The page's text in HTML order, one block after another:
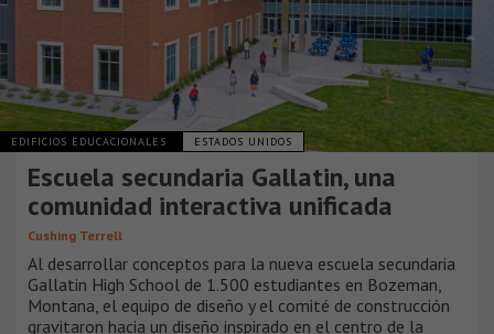
EDIFICIOS EDUCACIONALES ESTADOS UNIDOS
Escuela secundaria Gallatin, una
comunidad interactiva unificada
Cushing Terrell
Al desarrollar conceptos para la nueva escuela secundaria
Gallatin High School de 1.500 estudiantes en Bozeman,
Montana, el equipo de diseño y el comité de construcción
gravitaron hacia un diseño inspirado en el centro de la